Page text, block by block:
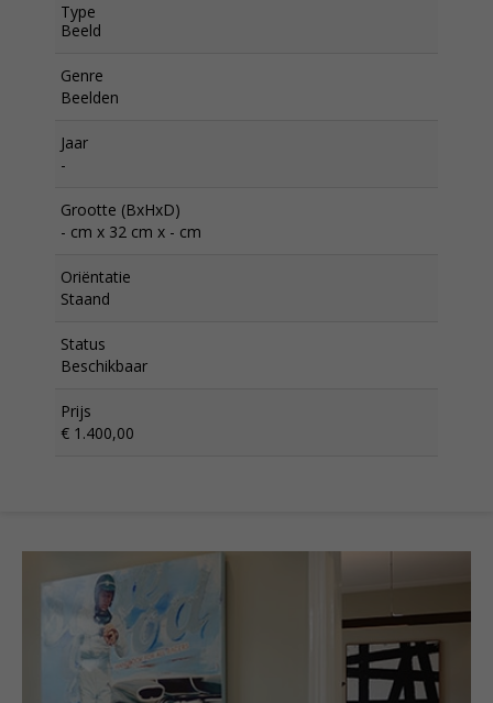
Type
Beeld
Genre
Beelden
Jaar
-
Grootte (BxHxD)
- cm x 32 cm x - cm
Oriëntatie
Staand
Status
Beschikbaar
Prijs
€ 1.400,00